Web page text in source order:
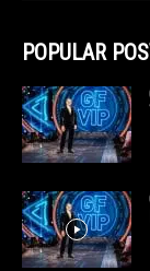
POPULAR